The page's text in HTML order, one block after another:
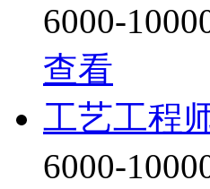
6000-
查看
工艺工程
6000-